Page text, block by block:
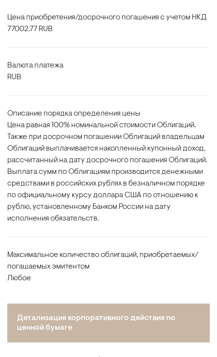
Цена приобретения/досрочного погашения с учетом НКД
77002.77 RUB
Валюта платежа
RUB
Описание порядка определения цены
Цена равная 100% номинальной стоимости Облигаций.
Также при досрочном погашении Облигаций владельцам
Облигаций выплачивается накопленный купонный доход,
рассчитанный на дату досрочного погашения Облигаций.
Выплата сумм по Облигациям производится денежными
средствами в российских рублях в безналичном порядке
по официальному курсу доллара США по отношению к
рублю, установленному Банком России на дату
исполнения обязательств.
Максимальное количество облигаций, приобретаемых/
погашаемых эмитентом
Любое
Детализация корпоративного действия по
ценной бумаге